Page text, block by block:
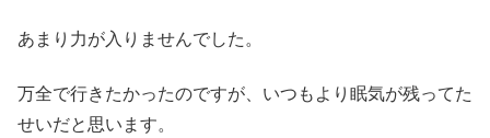
あまり力が入りませんでした。
万全で行きたかったのですが、いつもより眠気が残ってた
せいだと思います。